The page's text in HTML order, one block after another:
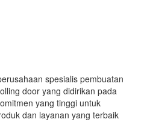
spesialis pembuatan
door yang didirikan pada
yang tinggi untuk
dan layanan yang terbaik